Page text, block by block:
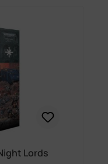
Lords